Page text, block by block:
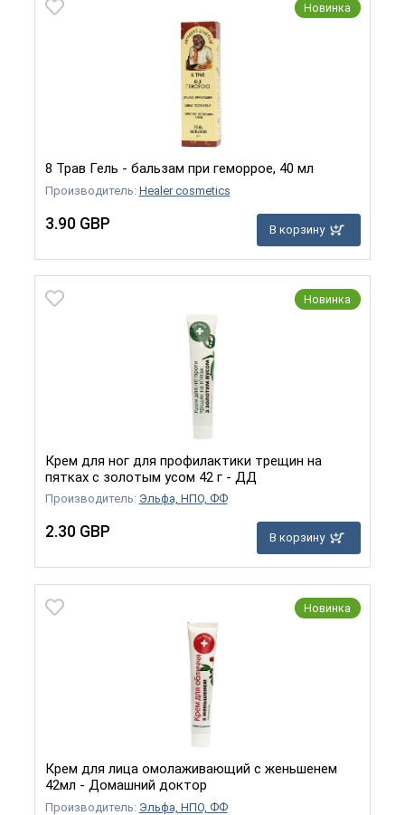
Новинка
8 Трав Гель - бальзам при геморрое, 40 мл
Производитель: Healer cosmetics
3.90 GBP В корзину
Новинка
Крем для ног для профилактики трещин на
пятках с золотым усом 42 г - ДД
Производитель: Эльфа, НПО, ФФ
2.30 GBP В корзину
Новинка
Крем для лица омолаживающий с женьшенем
42мл - Домашний доктор
Производитель: Эльфа, НПО, ФФ